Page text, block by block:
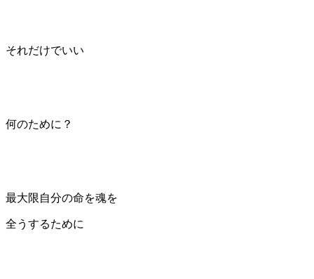
それだけでいい
何のために？
最大限自分の命を魂を
全うするために